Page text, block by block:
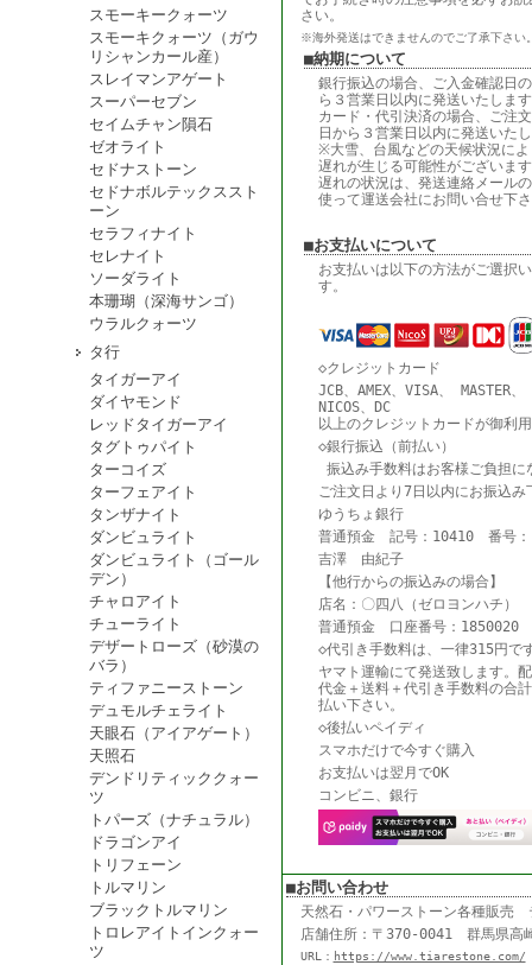
スモーキークォーツ
スモーキクォーツ（ガウ
リシャンカール産）
スレイマンアゲート
スーパーセブン
セイムチャン隕石
ゼオライト
セドナストーン
セドナボルテックススト
ーン
セラフィナイト
セレナイト
ソーダライト
本珊瑚（深海サンゴ）
ウラルクォーツ
タ行
タイガーアイ
ダイヤモンド
レッドタイガーアイ
タグトゥパイト
ターコイズ
ターフェアイト
タンザナイト
ダンビュライト
ダンビュライト（ゴール
デン）
チャロアイト
チューライト
デザートローズ（砂漠の
バラ）
ティファニーストーン
デュモルチェライト
天眼石（アイアゲート）
天照石
デンドリティッククォー
ツ
トパーズ（ナチュラル）
ドラゴンアイ
トリフェーン
トルマリン
ブラックトルマリン
トロレアイトインクォー
ツ
さい。
※海外発送はできませんのでご了承下さい
■納期について
銀行振込の場合、ご入金確認日
ら３営業日以内に発送いたしま
カード・代引決済の場合、ご注
日から３営業日以内に発送いた
※大雪、台風などの天候状況に
遅れが生じる可能性がございま
遅れの状況は、発送連絡メール
使って運送会社にお問い合せ下
■お支払いについて
お支払いは以下の方法がご選択
す。
◇クレジットカード
JCB、AMEX、VISA、 MASTER
NICOS、DC
以上のクレジットカードが御利
◇銀行振込（前払い）
振込み手数料はお客様ご負担に
ご注文日より7日以内にお振込み
ゆうちょ銀行
普通預金 記号：10410 番号：
吉澤 由紀子
【他行からの振込みの場合】
店名：〇四八（ゼロヨンハチ）
普通預金 口座番号：1850020
◇代引き手数料は、一律315円で
ヤマト運輸にて発送致します。
代金＋送料＋代引き手数料の合
払い下さい。
◇後払いペイディ
スマホだけで今すぐ購入
お支払いは翌月でOK
コンビニ、銀行
■お問い合わせ
天然石・パワーストーン各種販
店舗住所：〒370-0041 群馬
URL： https://www.tiarestone.com/